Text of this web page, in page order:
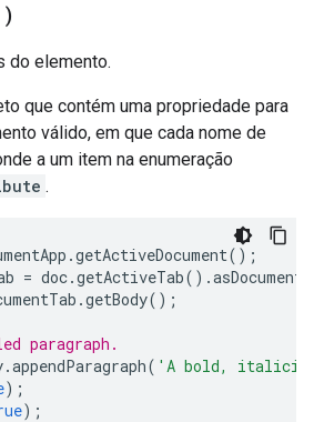
)
do elemento.
que contém uma propriedade para
válido, em que cada nome de
a um item na enumeração
.
.getActiveDocument();
= doc.getActiveTab().
.getBody();
paragraph.
.appendParagraph( 'A bold,
);
);